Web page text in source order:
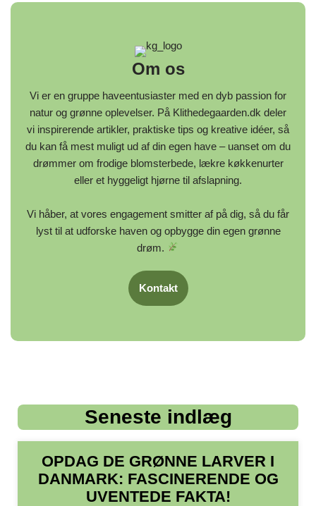
Om os
Vi er en gruppe haveentusiaster med en dyb passion for
natur og grønne oplevelser. På Klithedegaarden.dk deler
vi inspirerende artikler, praktiske tips og kreative idéer, så
du kan få mest muligt ud af din egen have – uanset om du
drømmer om frodige blomsterbede, lækre køkkenurter
eller et hyggeligt hjørne til afslapning.
Vi håber, at vores engagement smitter af på dig, så du får
lyst til at udforske haven og opbygge din egen grønne
drøm.
Kontakt
Seneste indlæg
OPDAG DE GRØNNE LARVER I
DANMARK: FASCINERENDE OG
UVENTEDE FAKTA!